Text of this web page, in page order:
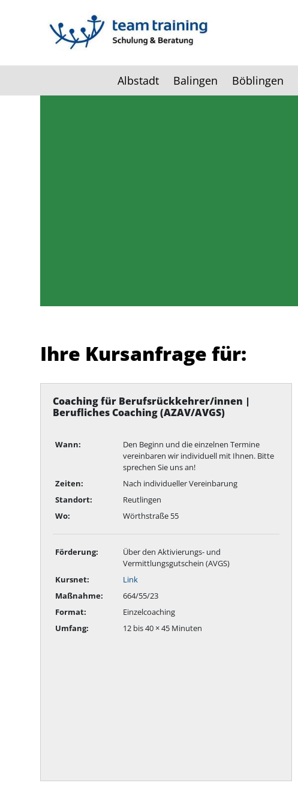
Albstadt Balingen Böblingen
Ihre Kursanfrage für:
Coaching für Berufsrückkehrer/innen |
Berufliches Coaching (AZAV/AVGS)
Wann:
Den Beginn und die einzelnen Termine
vereinbaren wir individuell mit Ihnen. Bitte
sprechen Sie uns an!
Zeiten:
Nach individueller Vereinbarung
Standort:
Reutlingen
Wo:
Wörthstraße 55
Förderung:
Über den Aktivierungs- und
Vermittlungsgutschein (AVGS)
Kursnet:
Link
Maßnahme:
664/55/23
Format:
Einzelcoaching
Umfang:
12 bis 40 × 45 Minuten